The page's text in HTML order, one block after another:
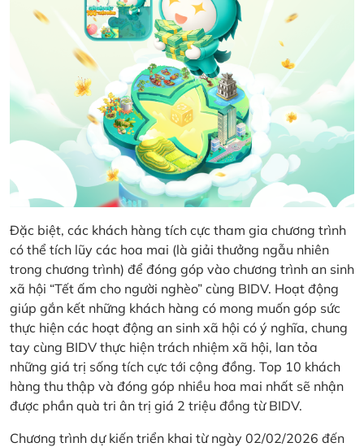
Đặc biệt, các khách hàng tích cực tham gia chương trình
có thể tích lũy các hoa mai (là giải thưởng ngẫu nhiên
trong chương trình) để đóng góp vào chương trình an sinh
xã hội “Tết ấm cho người nghèo” cùng BIDV. Hoạt động
giúp gắn kết những khách hàng có mong muốn góp sức
thực hiện các hoạt động an sinh xã hội có ý nghĩa, chung
tay cùng BIDV thực hiện trách nhiệm xã hội, lan tỏa
những giá trị sống tích cực tới cộng đồng. Top 10 khách
hàng thu thập và đóng góp nhiều hoa mai nhất sẽ nhận
được phần quà tri ân trị giá 2 triệu đồng từ BIDV.
Chương trình dự kiến triển khai từ ngày 02/02/2026 đến